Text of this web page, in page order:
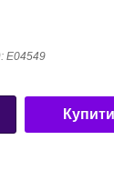
Е04549